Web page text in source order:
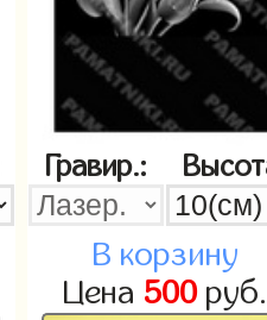
Гравир.:
В корзину
Цена 500руб.